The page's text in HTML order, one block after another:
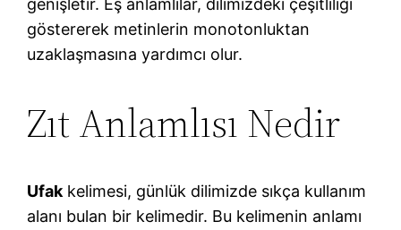
genişletir. Eş anlamlılar, dilimizdeki çeşitliliği
göstererek metinlerin monotonluktan
uzaklaşmasına yardımcı olur.
Zıt Anlamlısı Nedir
Ufakkelimesi, günlük dilimizde sıkça kullanım
alanı bulan bir kelimedir. Bu kelimenin anlamı